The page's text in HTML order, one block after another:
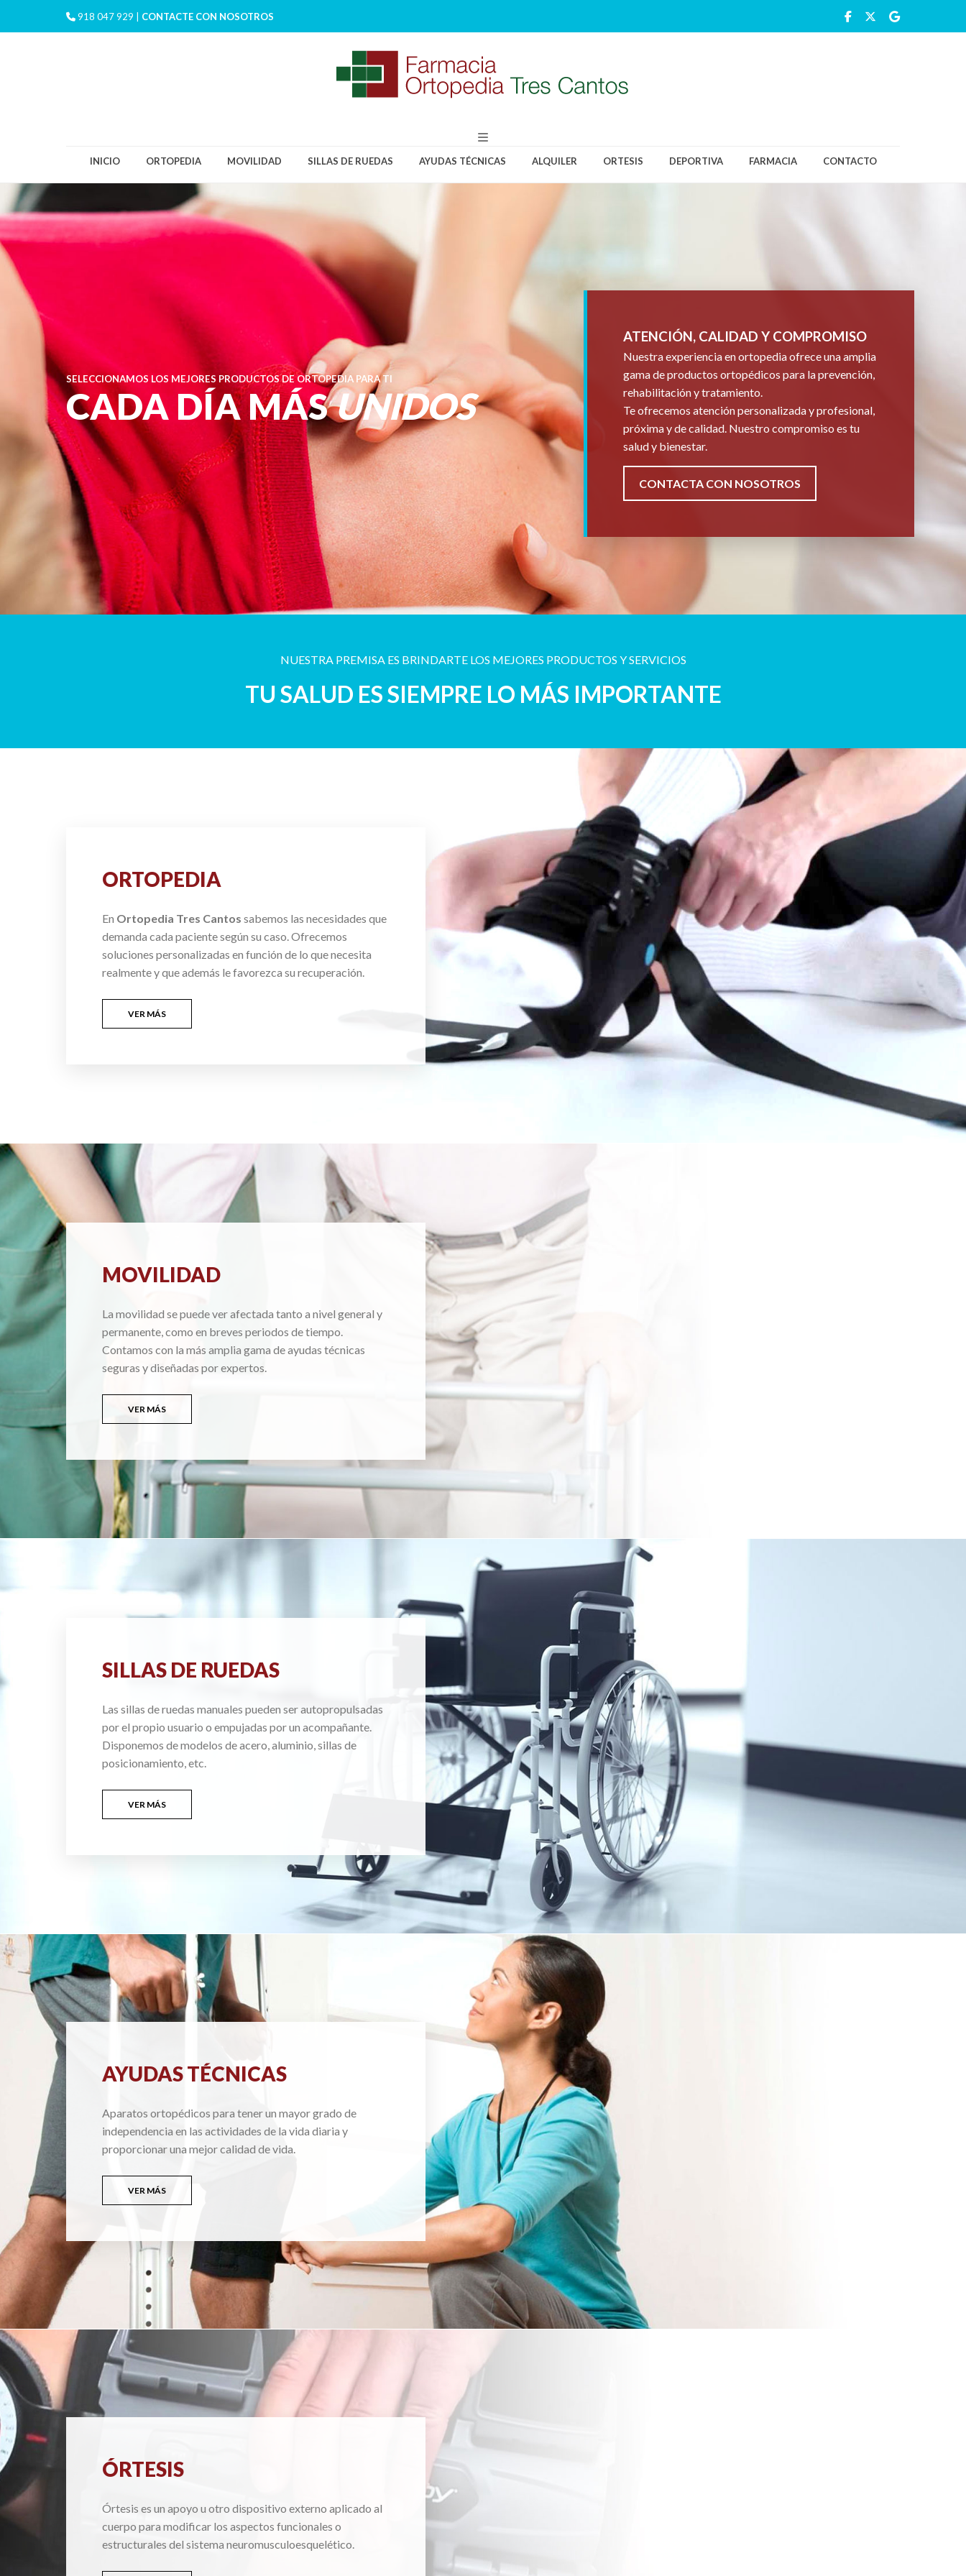
918 047 929 | CONTACTE CON NOSOTROS
INICIO ORTOPEDIA MOVILIDAD SILLAS DE RUEDAS AYUDAS TÉCNICAS ALQUILER ORTESIS DEPORTIVA FARMACIA CONTACTO
SELECCIONAMOS LOS MEJORES PRODUCTOS DE ORTOPEDIA PARA TI
CADA DÍA MÁSUNIDOS
ATENCIÓN, CALIDAD Y COMPROMISO
Nuestra experiencia en ortopedia ofrece una amplia
gama de productos ortopédicos para la prevención,
rehabilitación y tratamiento.
Te ofrecemos atención personalizada y profesional,
próxima y de calidad. Nuestro compromiso es tu
salud y bienestar.
CONTACTA CON NOSOTROS
NUESTRA PREMISA ES BRINDARTE LOS MEJORES PRODUCTOS Y SERVICIOS
TU SALUD ES SIEMPRE LO MÁS IMPORTANTE
ORTOPEDIA
En Ortopedia Tres Cantos sabemos las necesidades que
demanda cada paciente según su caso. Ofrecemos
soluciones personalizadas en función de lo que necesita
realmente y que además le favorezca su recuperación.
VER MÁS
MOVILIDAD
La movilidad se puede ver afectada tanto a nivel general y
permanente, como en breves periodos de tiempo.
Contamos con la más amplia gama de ayudas técnicas
seguras y diseñadas por expertos.
VER MÁS
SILLAS DE RUEDAS
Las sillas de ruedas manuales pueden ser autopropulsadas
por el propio usuario o empujadas por un acompañante.
Disponemos de modelos de acero, aluminio, sillas de
posicionamiento, etc.
VER MÁS
AYUDAS TÉCNICAS
Aparatos ortopédicos para tener un mayor grado de
independencia en las actividades de la vida diaria y
proporcionar una mejor calidad de vida.
VER MÁS
ÓRTESIS
Órtesis es un apoyo u otro dispositivo externo aplicado al
cuerpo para modificar los aspectos funcionales o
estructurales del sistema neuromusculoesquelético.